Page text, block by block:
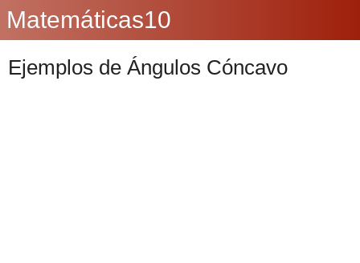
Matemáticas10
Ejemplos de Ángulos Cóncavo